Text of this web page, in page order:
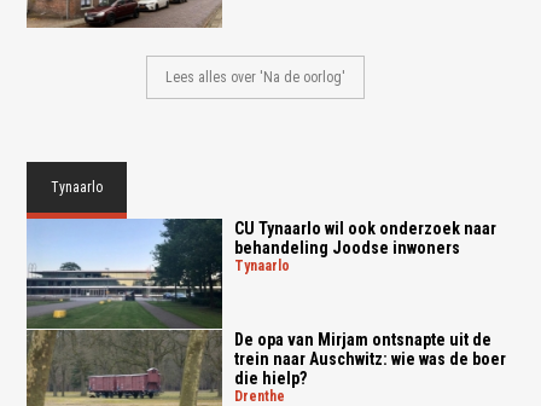
Lees alles over 'Na de oorlog'
Tynaarlo
CU Tynaarlo wil ook onderzoek naar
behandeling Joodse inwoners
tynaarlo
De opa van Mirjam ontsnapte uit de
trein naar Auschwitz: wie was de boer
die hielp?
drenthe